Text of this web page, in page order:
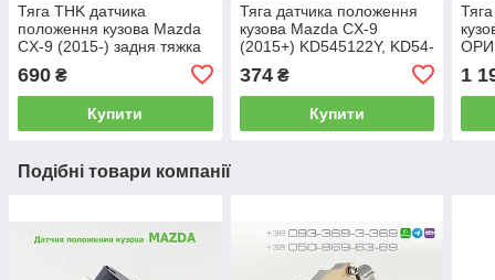
Тяга THK датчика
положення кузова Mazda
CX-9 (2015-) задня тяжка
KD545122Y, KD54-51-22Y
Японія
690 ₴
Купити
Тяга датчика положення
кузова Mazda CX-9
(2015+) KD545122Y, KD54-
51-22Y задня тяжка рівня
коректора фар AFS
374₴
Купити
фар
1
Подібні товари компанії